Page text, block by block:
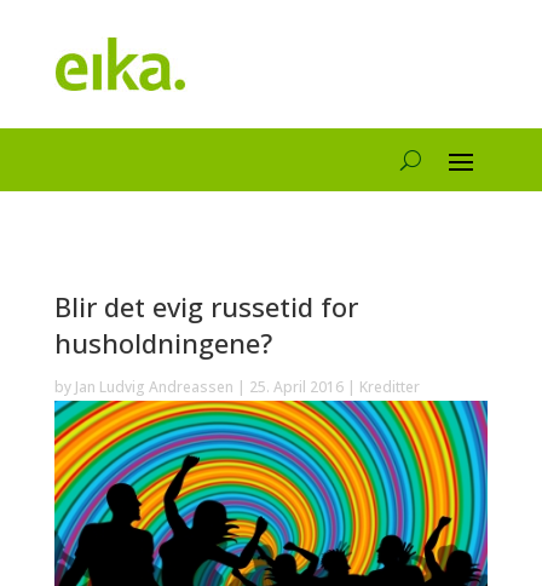
Blir det evig russetid for
husholdningene?
by Jan Ludvig Andreassen | 25. April 2016| Kreditter